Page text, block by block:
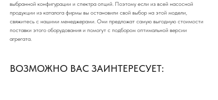
выбранной конфигурации и спектра опций. Поэтому если из всей насосной
продукции из каталога фирмы вы остановили свой выбор на этой модели,
свяжитесь с нашими менеджерами. Они предложат самую выгодную стоимости
поставки этого оборудования и помогут с подбором оптимальной версии
агрегата.
ВОЗМОЖНО ВАС ЗАИНТЕРЕСУЕТ: